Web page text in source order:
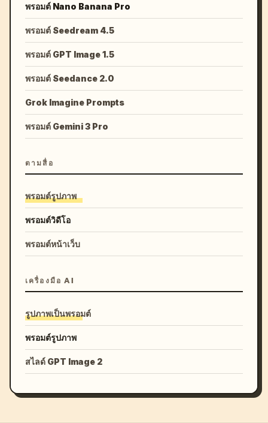
พรอมต์ Nano Banana Pro
พรอมต์ Seedream 4.5
พรอมต์ GPT Image 1.5
พรอมต์ Seedance 2.0
Grok Imagine Prompts
พรอมต์ Gemini 3 Pro
ตามสื่อ
พรอมต์รูปภาพ
พรอมต์วิดีโอ
พรอมต์หน้าเว็บ
เครื่องมือ AI
รูปภาพเป็นพรอมต์
พรอมต์รูปภาพ
สไลด์ GPT Image 2